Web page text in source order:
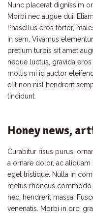
Nunc placerat dignissim
Morbi nec augue dui.
Phasellus eros tortor,
in sem. Vivamus
pretium turpis sit amet
neque luctus, gravida
mollis mi id auctor
elit non nisl hendrerit
tincidunt.
Honey news,
Curabitur risus purus,
a ornare dolor, ac
eget tristique. Nulla in
metus rhoncus
nec, hendrerit massa.
venenatis. Morbi in orci